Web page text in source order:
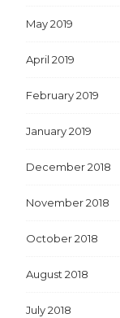
May 2019
April 2019
February 2019
January 2019
December 2018
November 2018
October 2018
August 2018
July 2018